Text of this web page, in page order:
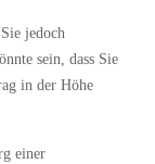
jedoch
sein, dass Sie
in der Höhe
einer